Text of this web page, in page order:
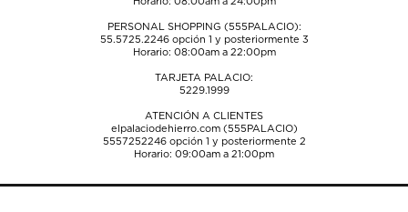
PERSONAL SHOPPING (555PALACIO):
55.5725.2246opción 1 y posteriormente 3
Horario: 08:00am a 22:00pm
TARJETA PALACIO:
5229.1999
ATENCIÓN A CLIENTES
elpalaciodehierro.com (555PALACIO)
5557252246opción 1 y posteriormente 2
Horario: 09:00am a 21:00pm